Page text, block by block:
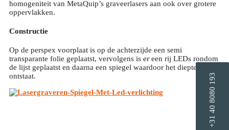
+31 40 8080 193
homogeniteit van MetaQuip’s graveerlasers aan ook over grotere
oppervlakken.
Constructie
Op de perspex voorplaat is op de achterzijde een semi
transparante folie geplaatst, vervolgens is er een rij LEDs rondom
de lijst geplaatst en daarna een spiegel waardoor het diepte effect
ontstaat.